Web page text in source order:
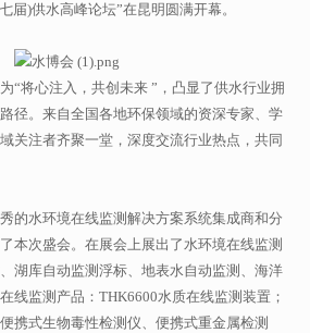
届)供水高峰论坛”在昆明圆满开幕。
将心注入，共创未来 ”，凸显了供水行业拥
径。来自全国各地环保领域的资深专家、学
关注者齐聚一堂，深度交流行业热点，共同
水环境在线监测解决方案系统集成商和分
本次盛会。在展会上展出了水环境在线监测
湖库自动监测浮标、地表水自动监测、海洋
线监测产品：THK6600水质在线监测装置；
携式生物毒性检测仪、便携式重金属检测